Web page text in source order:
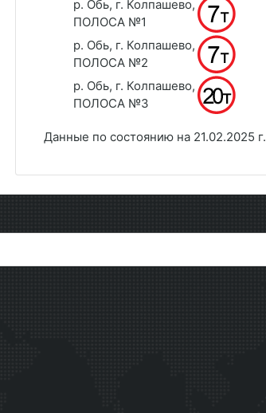
р. Обь, г. Колпашево,
ПОЛОСА №1
р. Обь, г. Колпашево,
ПОЛОСА №2
р. Обь, г. Колпашево,
ПОЛОСА №3
Данные по состоянию на 21.02.2025 г.